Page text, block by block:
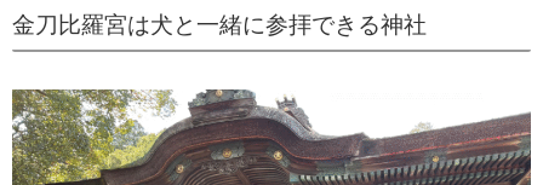
金刀比羅宮は犬と一緒に参拝できる神社